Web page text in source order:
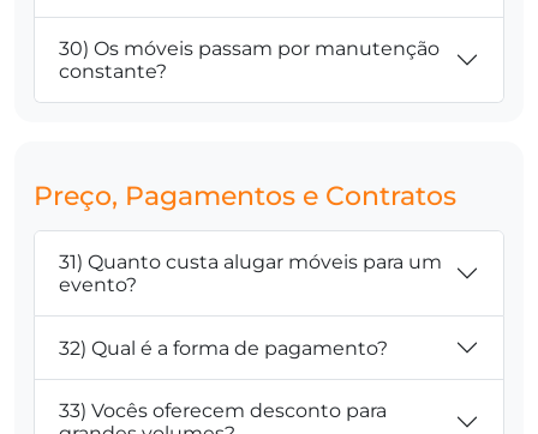
30) Os móveis passam por manutenção
constante?
Preço, Pagamentos e Contratos
31) Quanto custa alugar móveis para um
evento?
32) Qual é a forma de pagamento?
33) Vocês oferecem desconto para